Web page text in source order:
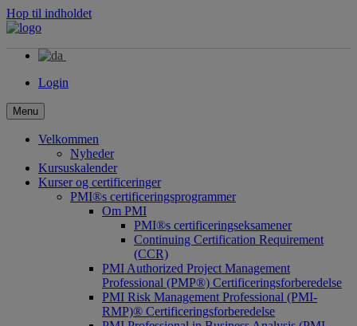
Hop til indholdet
Login
Menu
Velkommen
Nyheder
Kursuskalender
Kurser og certificeringer
PMI®s certificeringsprogrammer
Om PMI
PMI®s certificeringseksamener
Continuing Certification Requirement
(CCR)
PMI Authorized Project Management
Professional (PMP®) Certificeringsforberedelse
PMI Risk Management Professional (PMI-
RMP)® Certificeringsforberedelse